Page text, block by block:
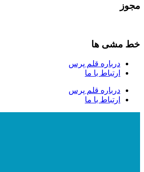
مجوز
خط مشی ها
درباره قلم پرس
ارتباط با ما
درباره قلم پرس
ارتباط با ما